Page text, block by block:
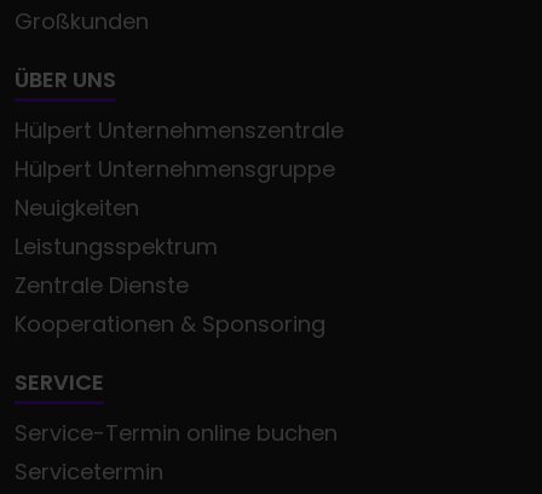
Großkunden
ÜBER UNS
Hülpert Unternehmenszentrale
Hülpert Unternehmensgruppe
Neuigkeiten
Leistungsspektrum
Zentrale Dienste
Kooperationen & Sponsoring
SERVICE
Service-Termin online buchen
Servicetermin